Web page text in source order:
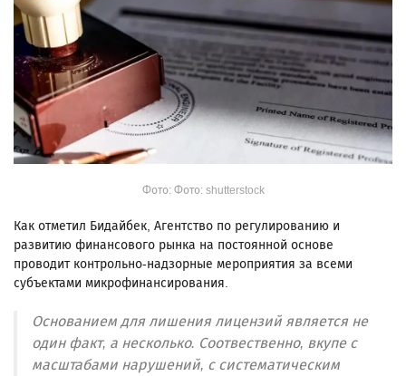
Фото: Фото: shutterstock
Как отметил Бидайбек, Агентство по регулированию и
развитию финансового рынка на постоянной основе
проводит контрольно-надзорные мероприятия за всеми
субъектами микрофинансирования.
Основанием для лишения лицензий является не
один факт, а несколько. Соотвественно, вкупе с
масштабами нарушений, с систематическим